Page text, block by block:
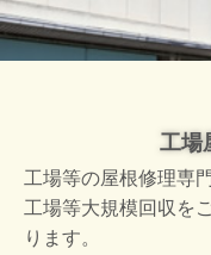
工場
工場等の屋根修理専
工場等大規模回収を
ります。